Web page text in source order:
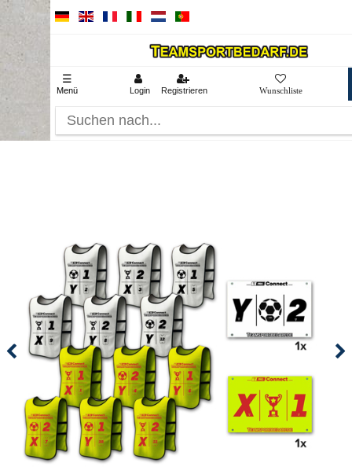
☰
Menü Login Registrieren